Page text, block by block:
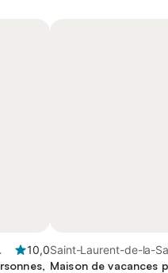
10,0Saint-Laurent-de-la-
Région de Perpignan
Maison de vacances